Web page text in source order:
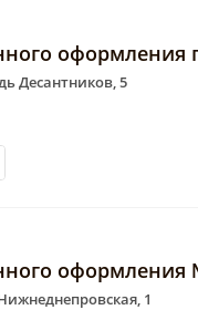
оформления
Десантников, 5
1